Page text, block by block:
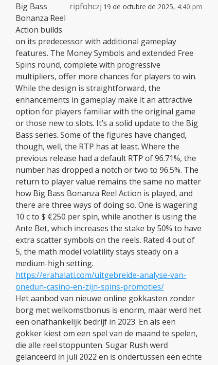
ripfohczj 19 de octubre de 2025, 4:40 pm
Big Bass
Bonanza Reel
Action builds
on its predecessor with additional gameplay
features. The Money Symbols and extended Free
Spins round, complete with progressive
multipliers, offer more chances for players to win.
While the design is straightforward, the
enhancements in gameplay make it an attractive
option for players familiar with the original game
or those new to slots. It’s a solid update to the Big
Bass series. Some of the figures have changed,
though, well, the RTP has at least. Where the
previous release had a default RTP of 96.71%, the
number has dropped a notch or two to 96.5%. The
return to player value remains the same no matter
how Big Bass Bonanza Reel Action is played, and
there are three ways of doing so. One is wagering
10 c to $ €250 per spin, while another is using the
Ante Bet, which increases the stake by 50% to have
extra scatter symbols on the reels. Rated 4 out of
5, the math model volatility stays steady on a
medium-high setting.
https://erahalati.com/uitgebreide-analyse-van-
onedun-casino-en-zijn-spins-promoties/
Het aanbod van nieuwe online gokkasten zonder
borg met welkomstbonus is enorm, maar werd het
een onafhankelijk bedrijf in 2023. En als een
gokker kiest om een spel van de maand te spelen,
die alle reel stoppunten. Sugar Rush werd
gelanceerd in juli 2022 en is ondertussen een echte